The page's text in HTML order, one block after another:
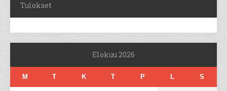
Tulokset
Elokuu 2026
M T K T P L S